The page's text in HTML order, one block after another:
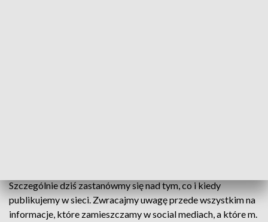
Szczególnie dziś zastanówmy się nad tym, co i kiedy
publikujemy w sieci. Zwracajmy uwagę przede wszystkim na
informacje, które zamieszczamy w social mediach, a które m.